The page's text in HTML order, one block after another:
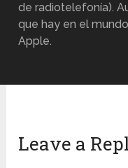
de radiotelefonía).
que hay en el
Apple.
Leave a